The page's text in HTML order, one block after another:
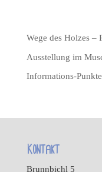
Wege des Holzes –
Ausstellung im
Informations-Punkte
Kontakt
Brunnbichl 5